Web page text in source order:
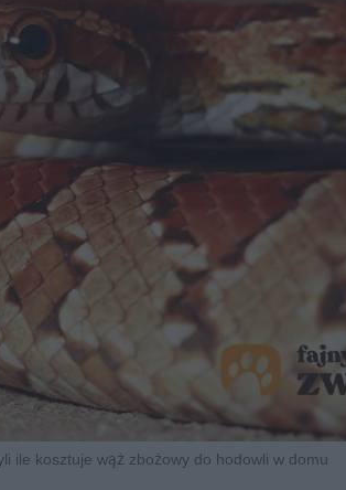
ile kosztuje wąż zbożowy do hodowli w domu